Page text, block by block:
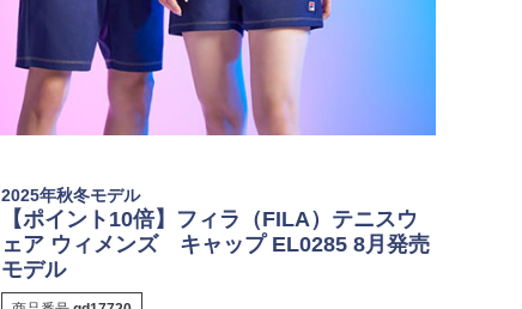
2025年秋冬モデル
【ポイント10倍】フィラ（FILA）テニスウ
ェア ウィメンズ キャップ EL0285 8月発売
モデル